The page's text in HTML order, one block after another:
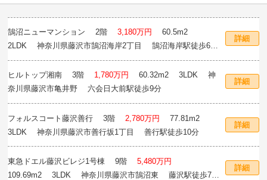
鵠沼ニューマンション 2階3,180万円 60.5m2
2LDK 神奈川県藤沢市鵠沼海岸2丁目 鵠沼海岸駅徒歩6
分
詳細
ヒルトップ湘南 3階 1,780万円 60.32m2 3LDK 神
奈川県藤沢市亀井野 六会日大前駅徒歩9分
詳細
フォルスコート藤沢善行 3階 2,780万円 77.81m2
3LDK 神奈川県藤沢市善行坂1丁目 善行駅徒歩10分
詳細
東急ドエル藤沢ビレジ1号棟 9階5,480万円
109.69m2 3LDK 神奈川県藤沢市鵠沼東 藤沢駅徒歩7
詳細